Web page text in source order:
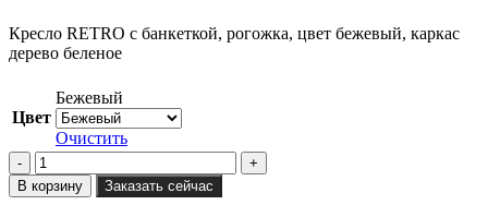
Кресло RETRO с банкеткой, рогожка, цвет бежевый, каркас
дерево беленое
Цвет
Бежевый
Очистить
Количество
товара
Кресло
В корзину Заказать сейчас